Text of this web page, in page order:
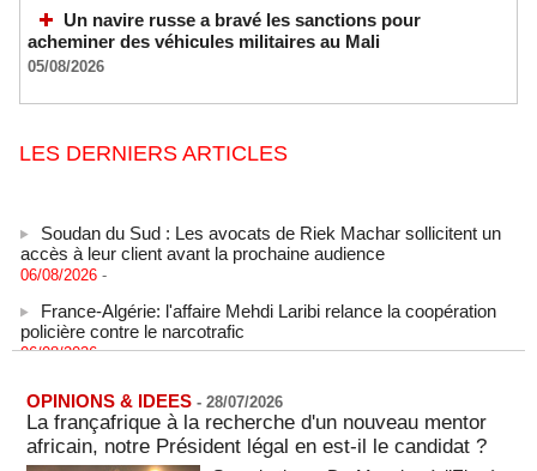
Un navire russe a bravé les sanctions pour
acheminer des véhicules militaires au Mali
05/08/2026
LES DERNIERS ARTICLES
accès à leur client avant la prochaine audience
06/08/2026 -
policière contre le narcotrafic
06/08/2026 -
tensions politiques
06/08/2026 -
Bénin: le nouveau Sénat élit son premier président
OPINIONS & IDEES - 28/07/2026
La françafrique à la recherche d'un nouveau mentor
africain, notre Président légal en est-il le candidat ?